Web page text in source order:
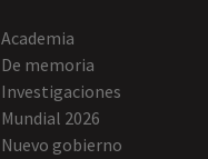
Academia
De memoria
Investigaciones
Mundial 2026
Nuevo gobierno